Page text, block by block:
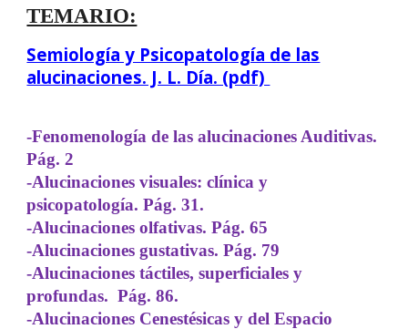
TEMARIO:
Semiología y Psicopatología de las
alucinaciones. J. L. Día. (pdf)
-Fenomenología de las alucinaciones Auditivas.
Pág. 2
-Alucinaciones visuales: clínica y
psicopatología. Pág. 31.
-Alucinaciones olfativas. Pág. 65
-Alucinaciones gustativas. Pág. 79
-Alucinaciones táctiles, superficiales y
profundas. Pág. 86.
-Alucinaciones Cenestésicas y del Espacio